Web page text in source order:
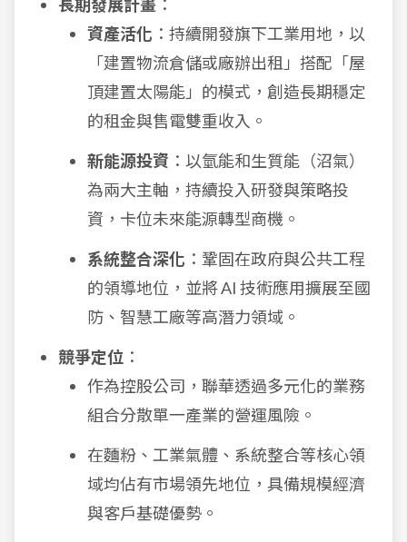
長期發展計畫 ：
資產活化 ：持續開發旗下工業用地，以
「建置物流倉儲或廠辦出租」搭配「屋
頂建置太陽能」的模式，創造長期穩定
的租金與售電雙重收入。
新能源投資 ：以氫能和生質能（沼氣）
為兩大主軸，持續投入研發與策略投
資，卡位未來能源轉型商機。
系統整合深化 ：鞏固在政府與公共工程
的領導地位，並將 AI 技術應用擴展至國
防、智慧工廠等高潛力領域。
競爭定位 ：
作為控股公司，聯華透過多元化的業務
組合分散單一產業的營運風險。
在麵粉、工業氣體、系統整合等核心領
域均佔有市場領先地位，具備規模經濟
與客戶基礎優勢。